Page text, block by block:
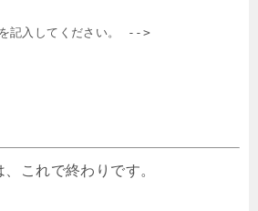
記入してください。 -->
これで終わりです。